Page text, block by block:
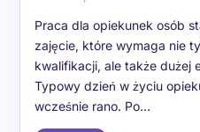
Praca dla opiekunek osób
zajęcie, które wymaga nie
kwalifikacji, ale także dużej
Typowy dzień w życiu
wcześnie rano. Po…